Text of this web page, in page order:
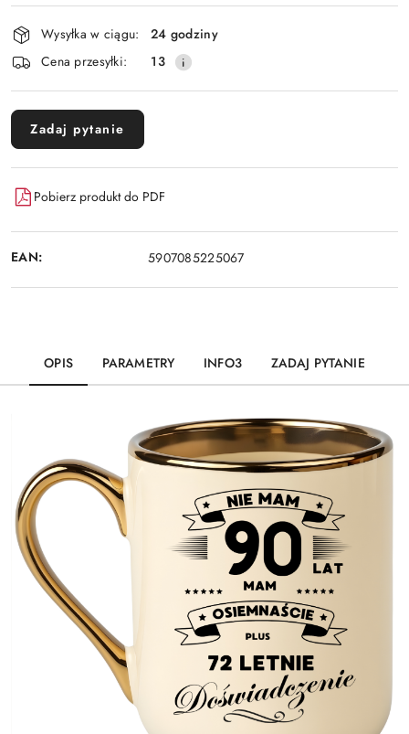
Dostępność
i
dostawa
Wysyłka w ciągu:
24 godziny
Cena przesyłki:
13
Zadaj pytanie
Pobierz produkt do PDF
EAN: 5907085225067
OPIS PARAMETRY INFO3 ZADAJ PYTANIE